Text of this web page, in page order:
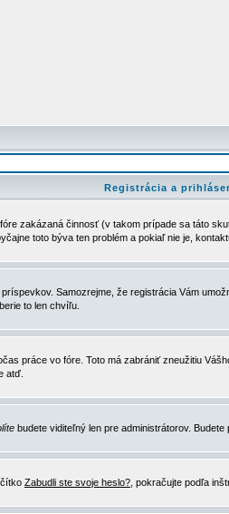
Registrácia a
zakázaná činnosť (v takom prípade sa táto
toto býva ten problém a pokiaľ nie je,
Samozrejme, že registrácia Vám
to len chvíľu.
práce vo fóre. Toto má zabrániť zneužitiu
atď.
budete viditeľný len pre administrátorov.
Zabudli ste svoje heslo? , pokračujte podľa